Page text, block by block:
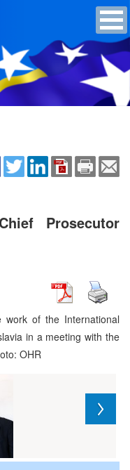
Prosecutor
of the International
in a meeting with the
OHR